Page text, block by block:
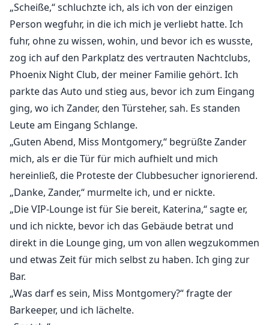
„Scheiße,“ schluchzte ich, als ich von der einzigen
Person wegfuhr, in die ich mich je verliebt hatte. Ich
fuhr, ohne zu wissen, wohin, und bevor ich es wusste,
zog ich auf den Parkplatz des vertrauten Nachtclubs,
Phoenix Night Club, der meiner Familie gehört. Ich
parkte das Auto und stieg aus, bevor ich zum Eingang
ging, wo ich Zander, den Türsteher, sah. Es standen
Leute am Eingang Schlange.
„Guten Abend, Miss Montgomery,“ begrüßte Zander
mich, als er die Tür für mich aufhielt und mich
hereinließ, die Proteste der Clubbesucher ignorierend.
„Danke, Zander,“ murmelte ich, und er nickte.
„Die VIP-Lounge ist für Sie bereit, Katerina,“ sagte er,
und ich nickte, bevor ich das Gebäude betrat und
direkt in die Lounge ging, um von allen wegzukommen
und etwas Zeit für mich selbst zu haben. Ich ging zur
Bar.
„Was darf es sein, Miss Montgomery?“ fragte der
Barkeeper, und ich lächelte.